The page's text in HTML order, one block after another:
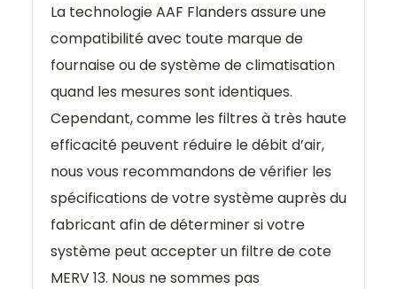
La technologie AAF Flanders assure une
compatibilité avec toute marque de
fournaise ou de système de climatisation
quand les mesures sont identiques.
Cependant, comme les filtres à très haute
efficacité peuvent réduire le débit d’air,
nous vous recommandons de vérifier les
spécifications de votre système auprès du
fabricant afin de déterminer si votre
système peut accepter un filtre de cote
MERV 13. Nous ne sommes pas